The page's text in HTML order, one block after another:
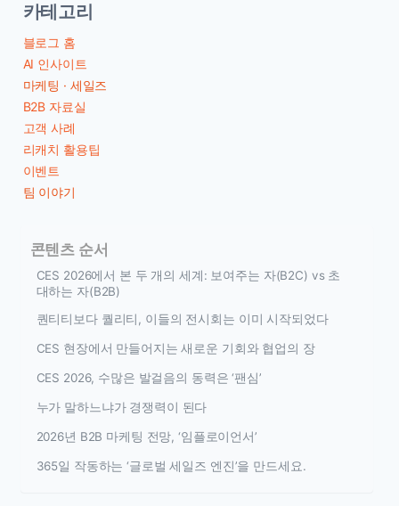
카테고리
블로그 홈
AI 인사이트
마케팅 · 세일즈
B2B 자료실
고객 사례
리캐치 활용팁
이벤트
팀 이야기
콘텐츠 순서
CES 2026에서 본 두 개의 세계: 보여주는 자(B2C) vs 초
대하는 자(B2B)
퀀티티보다 퀄리티, 이들의 전시회는 이미 시작되었다
CES 현장에서 만들어지는 새로운 기회와 협업의 장
CES 2026, 수많은 발걸음의 동력은 ‘팬심’
누가 말하느냐가 경쟁력이 된다
2026년 B2B 마케팅 전망, ‘임플로이언서’
365일 작동하는 ‘글로벌 세일즈 엔진’을 만드세요.